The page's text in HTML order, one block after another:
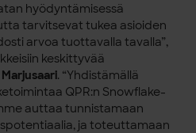
hyödyntämisessä
tarvitsevat tukea asioiden
arvoa tuottavalla tavalla”,
keskittyvää
. “Yhdistämällä
QPR:n Snowflake-
auttaa tunnistamaan
ja toteuttamaan